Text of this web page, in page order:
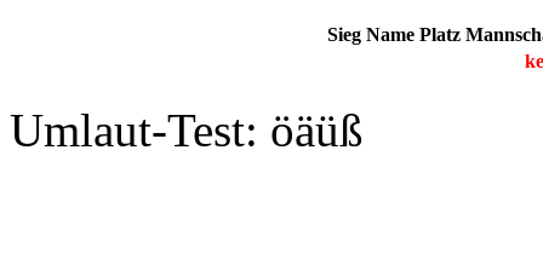
Sieg Name Platz
Umlaut-Test: öäüß